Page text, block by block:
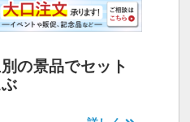
の景品でセット